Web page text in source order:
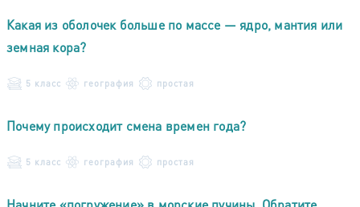
Какая из оболочек больше по массе — ядро, мантия или
земная кора?
5 класс география простая
Почему происходит смена времен года?
5 класс география простая